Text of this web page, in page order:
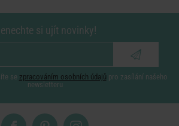
si ujít novinky!
se zpracováním osobních údajů pro zasílání našeho
newsletteru